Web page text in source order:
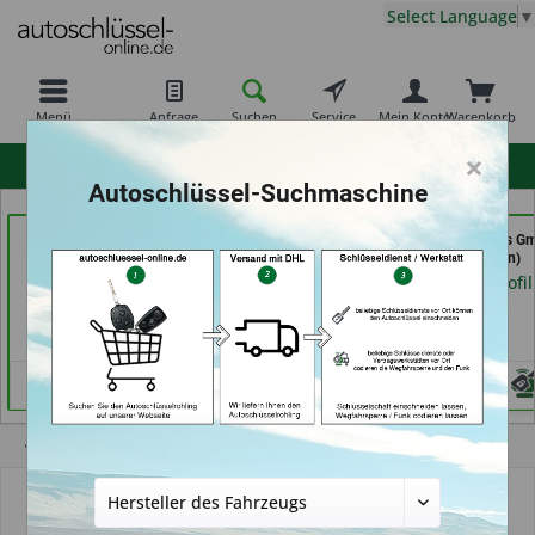
Menü Anfrage Suchen Service Warenkorb
Mein Konto
Select Language ▼
Zimmermann (in
Würzburg)
Händlerprofil
Schlüsseldienst
Possienke (in Bremen)
Händlerprofil
GSB Produktions
(in Pfäffikon)
Händlerprofil
×
Autoschlüssel-Suchmaschine